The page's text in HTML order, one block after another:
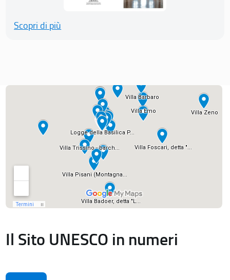
Scopri di più
Il Sito UNESCO in numeri